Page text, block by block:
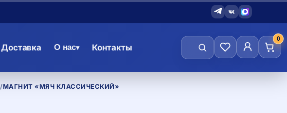
Доставка О нас▾ Контакты
0
/МАГНИТ «МЯЧ КЛАССИЧЕСКИЙ»